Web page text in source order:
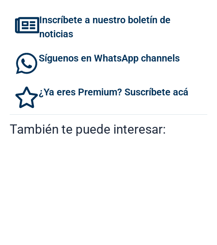
Inscríbete a nuestro boletín de
noticias
Síguenos en WhatsApp channels
¿Ya eres Premium? Suscríbete acá
También te puede interesar: